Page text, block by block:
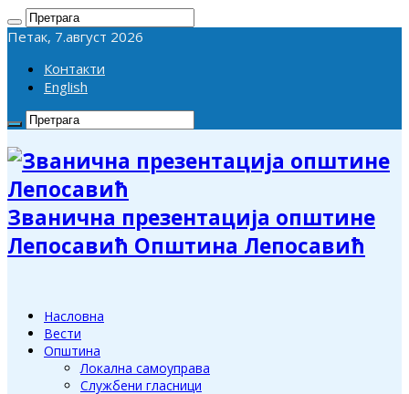
Петак, 7.август 2026
Контакти
English
Званична презентација општине
Лепосавић Општина Лепосавић
Насловна
Вести
Општина
Локална самоуправа
Службени гласници